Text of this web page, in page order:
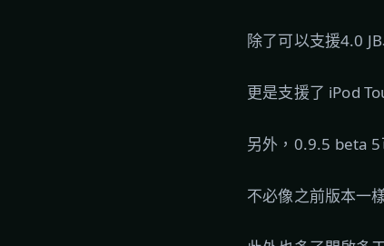
除了可以支援4.0 JB
更是支援了 iPod
另外，0.9.5 beta 5
不必像之前版本一